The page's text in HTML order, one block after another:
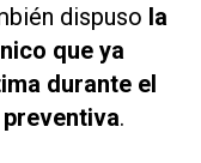
dispuso la
que ya
durante el
.